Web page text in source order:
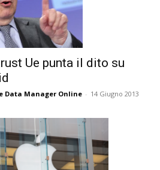
Ue punta il dito su
Data Manager Online - 14 Giugno 2013